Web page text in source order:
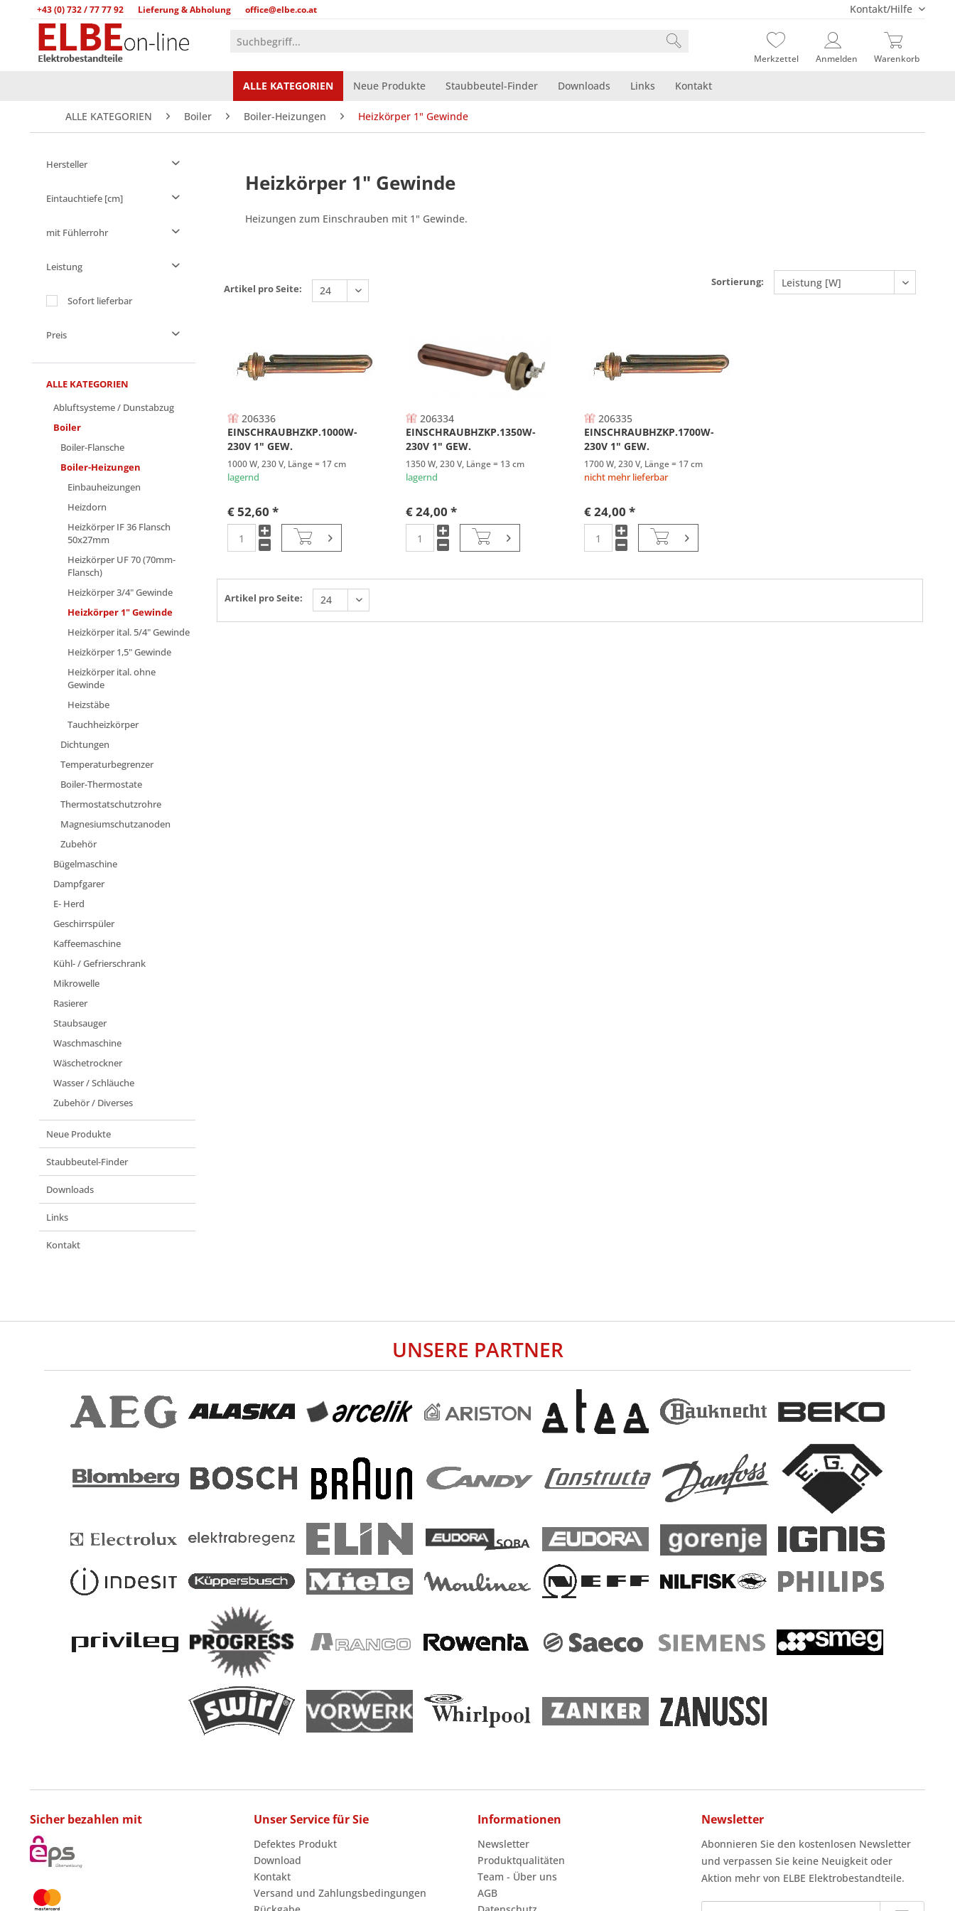
+43 (0) 732 / 77 77 92 Lieferung & Abholung office@elbe.co.at Kontakt/Hilfe
Merkzettel Anmelden Warenkorb
ALLE KATEGORIEN Neue Produkte Staubbeutel-Finder Downloads Links Kontakt
ALLE KATEGORIEN Boiler Boiler-Heizungen Heizkörper 1" Gewinde
Hersteller
BRASILIA
SCALA
Eintauchtiefe [cm]
mit Fühlerrohr
ja
Leistung
1000 W
Sofort lieferbar
Preis
von€ 24,00bis
ALLE KATEGORIEN
Abluftsysteme / Dunstabzug
Boiler
Boiler-Flansche
Boiler-Heizungen
Einbauheizungen
Heizdorn
Heizkörper IF 36 Flansch
50x27mm
Heizkörper UF 70 (70mm-
Flansch)
Heizkörper 3/4" Gewinde
Heizkörper 1" Gewinde
Heizkörper ital. 5/4" Gewinde
Heizkörper 1,5" Gewinde
Heizkörper ital. ohne
Gewinde
Heizstäbe
Tauchheizkörper
Dichtungen
Temperaturbegrenzer
Boiler-Thermostate
Thermostatschutzrohre
Magnesiumschutzanoden
Zubehör
Bügelmaschine
Dampfgarer
E- Herd
Geschirrspüler
Kaffeemaschine
Kühl- / Gefrierschrank
Mikrowelle
Rasierer
Staubsauger
Waschmaschine
Wäschetrockner
Wasser / Schläuche
Zubehör / Diverses
Neue Produkte
Staubbeutel-Finder
Downloads
Links
Kontakt
Heizkörper 1" Gewinde
Heizungen zum Einschrauben mit 1" Gewinde.
Artikel pro Seite:
Sortierung:
206336
EINSCHRAUBHZKP.1000W-
230V 1" GEW.
1000 W, 230 V, Länge = 17 cm
lagernd
€ 52,60 *
206334
EINSCHRAUBHZKP.1350W-
230V 1" GEW.
1350 W, 230 V, Länge = 13 cm
lagernd
€ 24,00 *
206335
EINSCHRAUBHZKP.1700W-
230V 1" GEW.
1700 W, 230 V, Länge = 17 cm
nicht mehr lieferbar
€ 24,00 *
Artikel pro Seite:
UNSERE PARTNER
Sicher bezahlen mit Unser Service für Sie
Defektes Produkt
Download
Kontakt
Versand und Zahlungsbedingungen
Informationen
Newsletter
Produktqualitäten
Team - Über uns
AGB
Newsletter
Abonnieren Sie den kostenlosen Newsletter
und verpassen Sie keine Neuigkeit oder
Aktion mehr von ELBE Elektrobestandteile.